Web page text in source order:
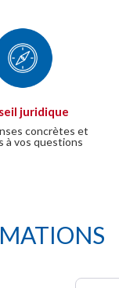
juridique
concrètes et
à vos questions